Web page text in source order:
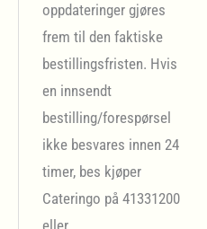
oppdateringer gjøres
frem til den faktiske
bestillingsfristen. Hvis
en innsendt
bestilling/forespørsel
ikke besvares innen 24
timer, bes kjøper
Cateringo på 41331200